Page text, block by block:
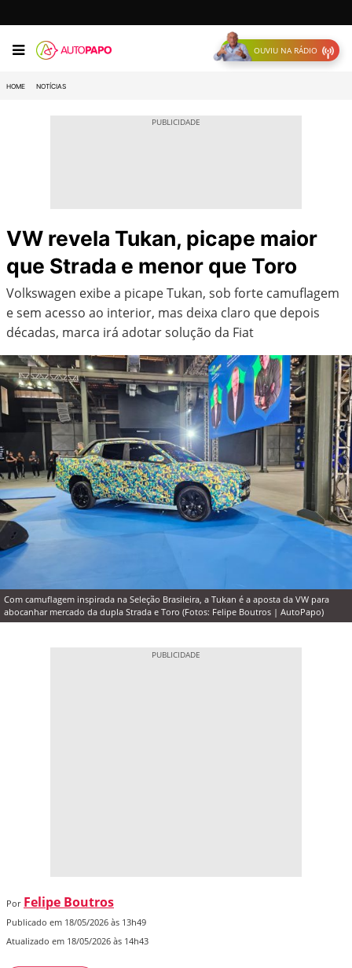
OUVIU NA RÁDIO
HOME NOTÍCIAS
VW revela Tukan, picape maior
que Strada e menor que Toro
Volkswagen exibe a picape Tukan, sob forte camuflagem
e sem acesso ao interior, mas deixa claro que depois
décadas, marca irá adotar solução da Fiat
Com camuflagem inspirada na Seleção Brasileira, a Tukan é a aposta da VW para
abocanhar mercado da dupla Strada e Toro (Fotos: Felipe Boutros | AutoPapo)
Por Felipe Boutros
Publicado em 18/05/2026 às 13h49
Atualizado em 18/05/2026 às 14h43